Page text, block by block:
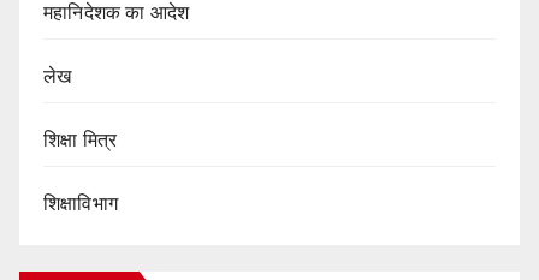
महानिदेशक का आदेश
लेख
शिक्षा मित्र
शिक्षाविभाग